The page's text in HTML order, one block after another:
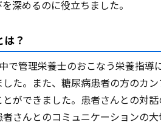
深めるのに役立ちました。
？
で管理栄養士のおこなう栄養指
た。また、糖尿病患者の方のカ
ができました。患者さんとの対
さんとのコミュニケーションの大